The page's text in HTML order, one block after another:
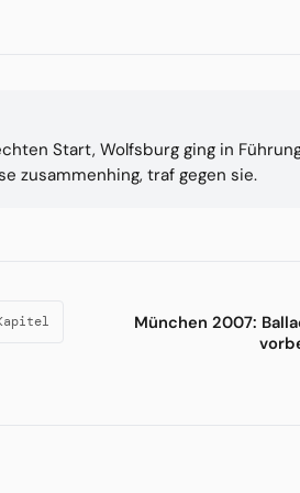
Start, Wolfsburg ging in
zusammenhing, traf gegen sie.
München 2007: